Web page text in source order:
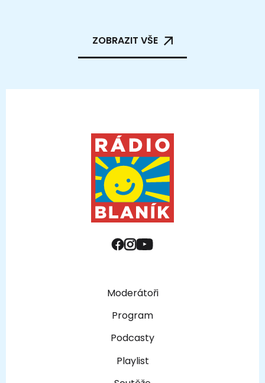
ZOBRAZIT VŠE
Moderátoři
Program
Podcasty
Playlist